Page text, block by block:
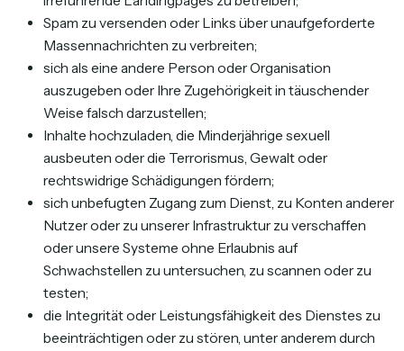
Spam zu versenden oder Links über unaufgeforderte
Massennachrichten zu verbreiten;
sich als eine andere Person oder Organisation
auszugeben oder Ihre Zugehörigkeit in täuschender
Weise falsch darzustellen;
Inhalte hochzuladen, die Minderjährige sexuell
ausbeuten oder die Terrorismus, Gewalt oder
rechtswidrige Schädigungen fördern;
sich unbefugten Zugang zum Dienst, zu Konten anderer
Nutzer oder zu unserer Infrastruktur zu verschaffen
oder unsere Systeme ohne Erlaubnis auf
Schwachstellen zu untersuchen, zu scannen oder zu
testen;
die Integrität oder Leistungsfähigkeit des Dienstes zu
beeinträchtigen oder zu stören, unter anderem durch